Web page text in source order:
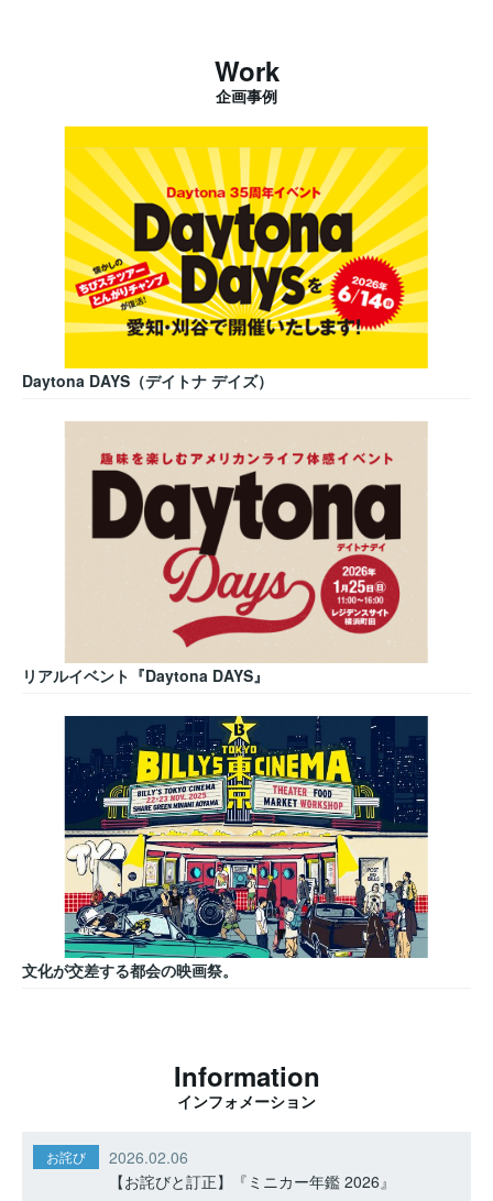
Work
企画事例
Daytona DAYS（デイトナ デイズ）
リアルイベント『Daytona DAYS』
文化が交差する都会の映画祭。
Information
インフォメーション
お詫び
2026.02.06
【お詫びと訂正】『ミニカー年鑑 2026』